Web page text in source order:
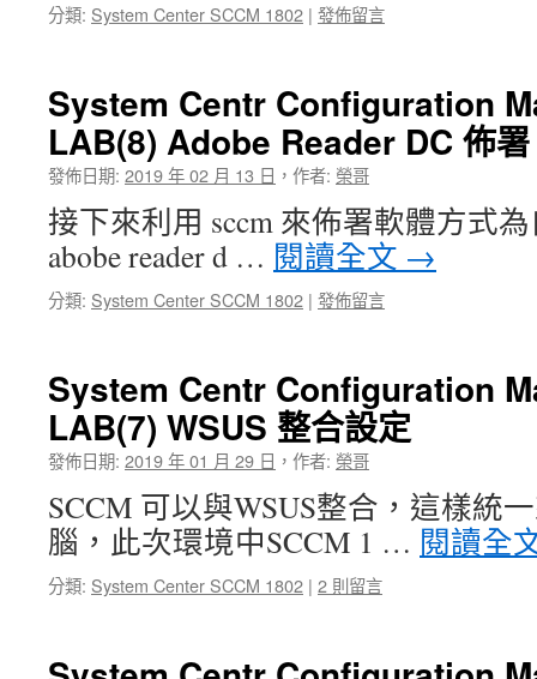
分類: System Center SCCM 1802 | 發佈留言
System Centr Configuration
LAB(8) Adobe Reader DC 佈署
發佈日期: 2019 年 02 月 13 日 ， 作者: 榮哥
接下來利用 sccm 來佈署軟體方式
abobe reader d … 閱讀全文 →
分類: System Center SCCM 1802 | 發佈留言
System Centr Configuration
LAB(7) WSUS 整合設定
發佈日期: 2019 年 01 月 29 日 ， 作者: 榮哥
SCCM 可以與WSUS整合，這樣統
腦，此次環境中SCCM 1 … 閱讀全
分類: System Center SCCM 1802 | 2 則留言